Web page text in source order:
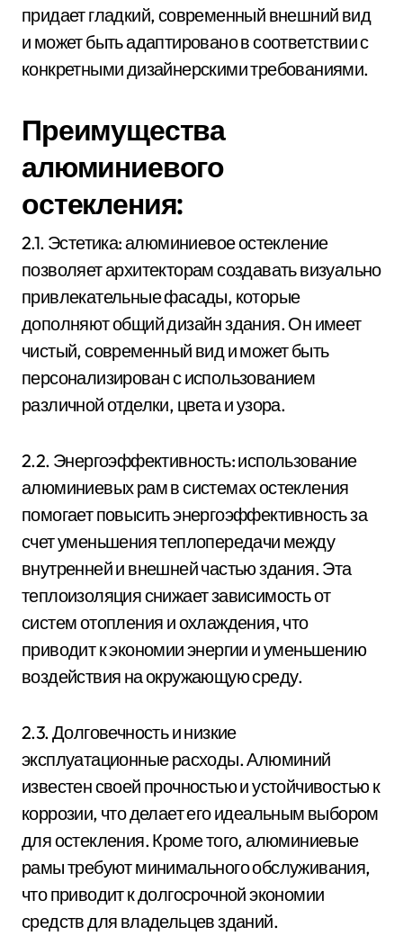
придает гладкий, современный внешний вид
и может быть адаптировано в соответствии с
конкретными дизайнерскими требованиями.
Преимущества
алюминиевого
остекления:
2.1. Эстетика: алюминиевое остекление
позволяет архитекторам создавать визуально
привлекательные фасады, которые
дополняют общий дизайн здания. Он имеет
чистый, современный вид и может быть
персонализирован с использованием
различной отделки, цвета и узора.
2.2. Энергоэффективность: использование
алюминиевых рам в системах остекления
помогает повысить энергоэффективность за
счет уменьшения теплопередачи между
внутренней и внешней частью здания. Эта
теплоизоляция снижает зависимость от
систем отопления и охлаждения, что
приводит к экономии энергии и уменьшению
воздействия на окружающую среду.
2.3. Долговечность и низкие
эксплуатационные расходы. Алюминий
известен своей прочностью и устойчивостью к
коррозии, что делает его идеальным выбором
для остекления. Кроме того, алюминиевые
рамы требуют минимального обслуживания,
что приводит к долгосрочной экономии
средств для владельцев зданий.